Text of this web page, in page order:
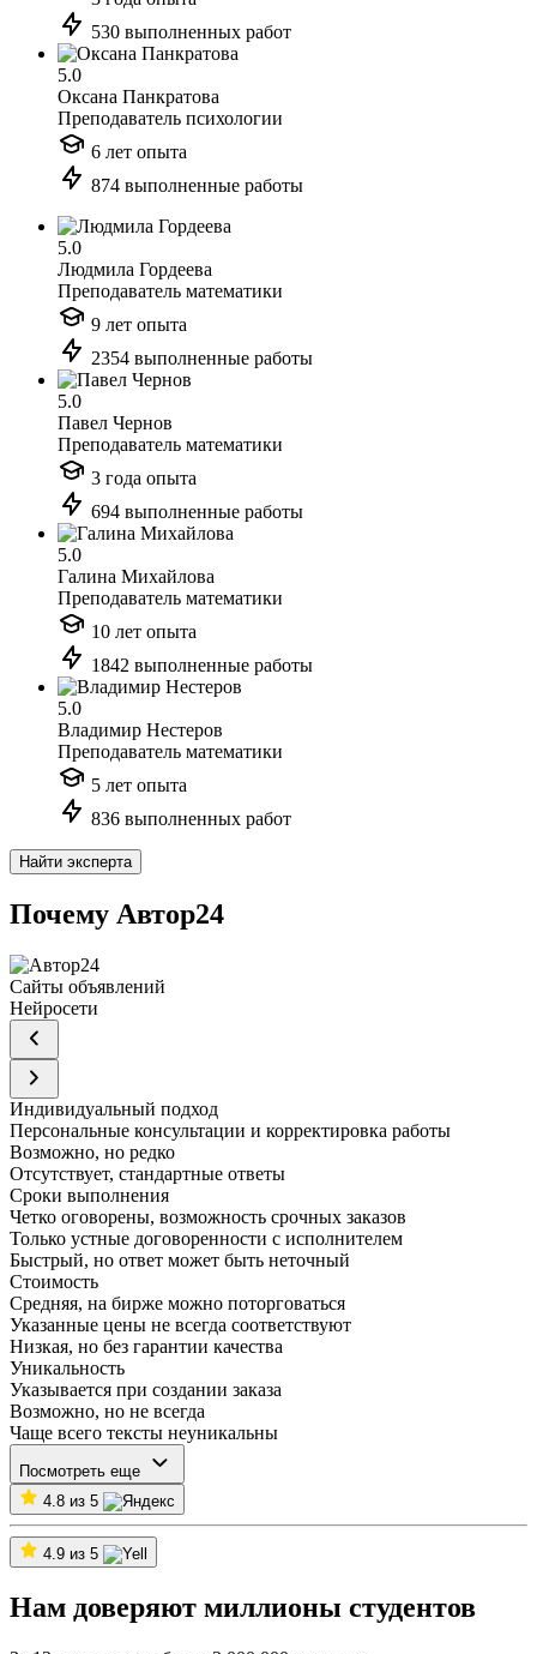
530 выполненных работ
5.0
Оксана Панкратова
Преподаватель психологии
6 лет опыта
874 выполненные работы
5.0
Людмила Гордеева
Преподаватель математики
9 лет опыта
2354 выполненные работы
5.0
Павел Чернов
Преподаватель математики
3 года опыта
694 выполненные работы
5.0
Галина Михайлова
Преподаватель математики
10 лет опыта
1842 выполненные работы
5.0
Владимир Нестеров
Преподаватель математики
5 лет опыта
836 выполненных работ
Найти эксперта
Почему Автор24
Сайты объявлений
Нейросети
Индивидуальный подход
Персональные консультации и корректировка работы
Возможно, но редко
Отсутствует, стандартные ответы
Сроки выполнения
Четко оговорены, возможность срочных заказов
Только устные договоренности с исполнителем
Быстрый, но ответ может быть неточный
Стоимость
Средняя, на бирже можно поторговаться
Указанные цены не всегда соответствуют
Низкая, но без гарантии качества
Уникальность
Указывается при создании заказа
Возможно, но не всегда
Чаще всего тексты неуникальны
Посмотреть еще
4.8 из 5
4.9 из 5
Нам доверяют миллионы студентов